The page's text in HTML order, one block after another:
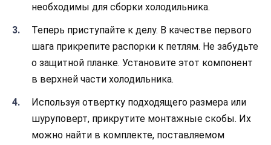
необходимы для сборки холодильника.
Теперь приступайте к делу. В качестве первого
шага прикрепите распорки к петлям. Не забудьте
о защитной планке. Установите этот компонент
в верхней части холодильника.
Используя отвертку подходящего размера или
шуруповерт, прикрутите монтажные скобы. Их
можно найти в комплекте, поставляемом